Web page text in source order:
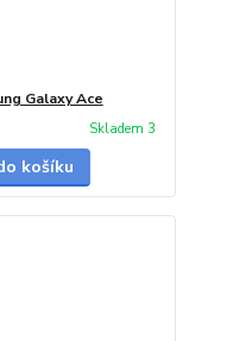
Galaxy Ace
Skladem 3
košíku